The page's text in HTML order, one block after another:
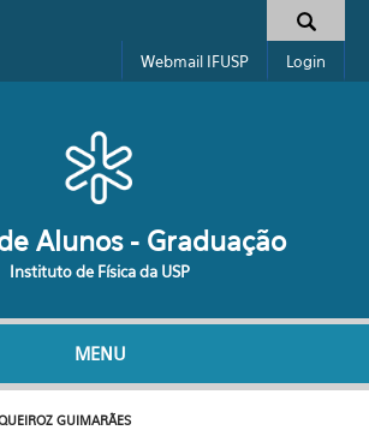
Formulário de busca
Webmail IFUSP Login
Alunos - Graduação
Instituto de Física da USP
MENU
GUIMARÃES